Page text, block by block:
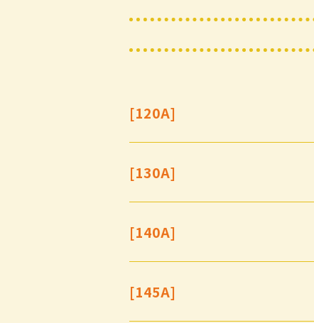
[120A]
[130A]
[140A]
[145A]